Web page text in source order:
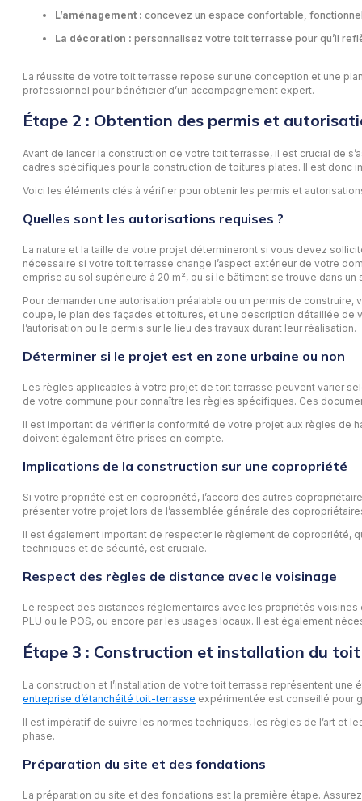
L’aménagement : concevez un espace confortable,
La décoration : personnalisez votre toit terrasse pour qu’il
La réussite de votre toit terrasse repose sur une conception et une
professionnel pour bénéficier d’un accompagnement expert.
Étape 2 : Obtention des permis et
Avant de lancer la construction de votre toit terrasse, il est crucial de
cadres spécifiques pour la construction de toitures plates. Il est
Voici les éléments clés à vérifier pour obtenir les permis et
Quelles sont les autorisations requises ?
La nature et la taille de votre projet détermineront si vous devez
nécessaire si votre toit terrasse change l’aspect extérieur de votre
emprise au sol supérieure à 20 m², ou si le bâtiment se trouve dans
Pour demander une autorisation préalable ou un permis de
coupe, le plan des façades et toitures, et une description détaillée de
l’autorisation ou le permis sur le lieu des travaux durant leur réalisation.
Déterminer si le projet est en zone urbaine ou non
Les règles applicables à votre projet de toit terrasse peuvent varier
de votre commune pour connaître les règles spécifiques. Ces
Il est important de vérifier la conformité de votre projet aux règles de
doivent également être prises en compte.
Implications de la construction sur une copropriété
Si votre propriété est en copropriété, l’accord des autres
présenter votre projet lors de l’assemblée générale des
Il est également important de respecter le règlement de copropriété,
techniques et de sécurité, est cruciale.
Respect des règles de distance avec le voisinage
Le respect des distances réglementaires avec les propriétés
PLU ou le POS, ou encore par les usages locaux. Il est également
Étape 3 : Construction et installation du
La construction et l’installation de votre toit terrasse représentent
entreprise d’étanchéité toit-terrasse expérimentée est conseillé pour
Il est impératif de suivre les normes techniques, les règles de l’art et
phase.
Préparation du site et des fondations
La préparation du site et des fondations est la première étape.